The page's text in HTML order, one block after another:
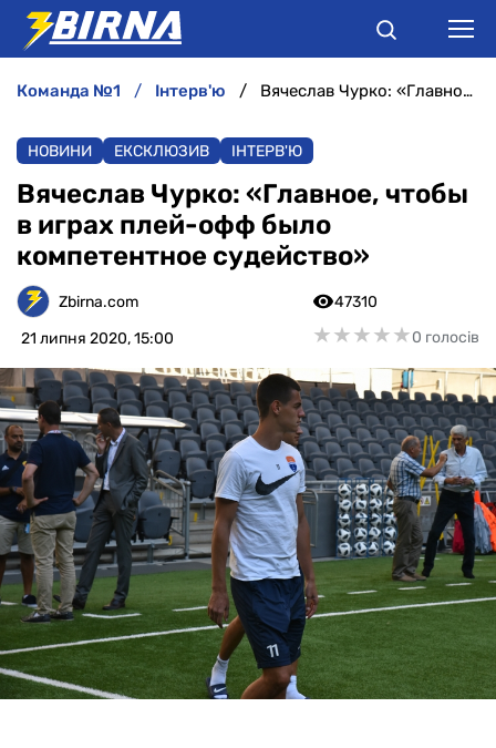
АНАЛІТИКА
ІНТЕРВ'Ю
РІЗНЕ
команда №1 інтерв'ю Вячеслав Чурко: «Главное, чтобы в играх плей-офф было компетентное судейство»
НОВИНИ ЕКСКЛЮЗИВ ІНТЕРВ'Ю
Вячеслав Чурко: «Главное, чтобы
в играх плей-офф было
компетентное судейство»
Zbirna.com
21 липня 2020, 15:00
47310
★★★★★
★★★★★0 голосів